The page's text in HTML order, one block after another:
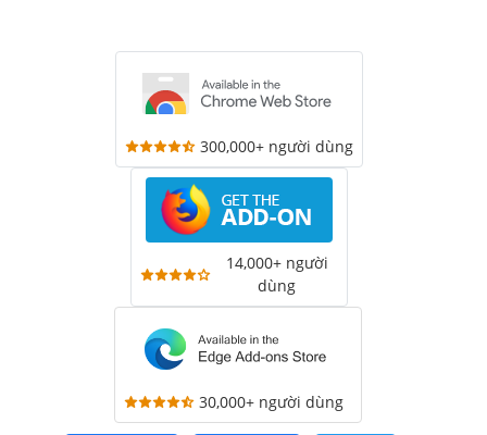
300,000+ người dùng
14,000+ người
dùng
30,000+ người dùng